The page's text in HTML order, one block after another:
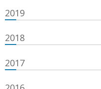
2019
2018
2017